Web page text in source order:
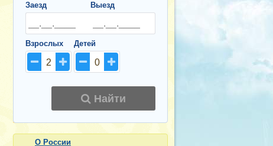
Заезд Выезд
Взрослых
2
Детей
0
Найти
О России